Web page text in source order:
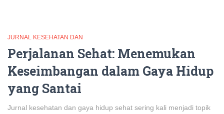
JURNAL KESEHATAN DAN
Perjalanan Sehat: Menemukan
Keseimbangan dalam Gaya Hidup
yang Santai
Jurnal kesehatan dan gaya hidup sehat sering kali menjadi topik